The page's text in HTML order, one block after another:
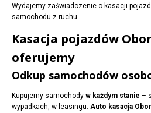
Wydajemy zaświadczenie o kasacji
samochodu z ruchu.
Kasacja pojazdów
oferujemy
Odkup samochodów
Kupujemy samochody w każdym stanie –
wypadkach, w leasingu. Auto kasacja